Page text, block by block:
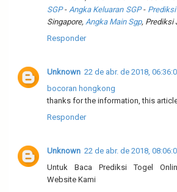
SGP- Angka Keluaran SGP-
Singapore, Angka Main Sgp, Prediksi
Responder
Unknown 22 de abr. de 2018,
bocoran hongkong
thanks for the information, this
Responder
Unknown 22 de abr. de 2018,
Untuk Baca Prediksi Togel
Website Kami